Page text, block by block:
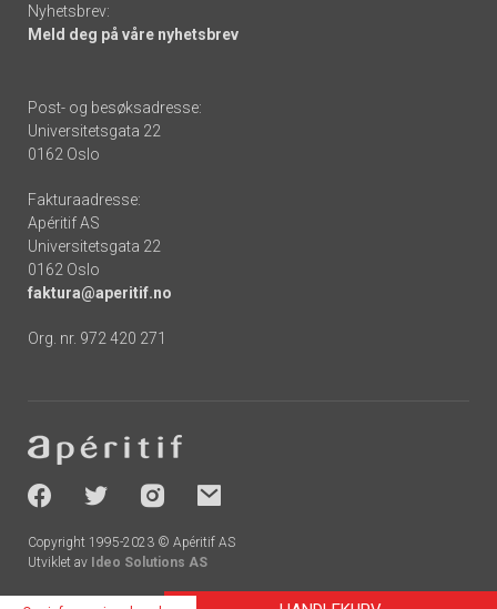
Nyhetsbrev:
Meld deg på våre nyhetsbrev
Post- og besøksadresse:
Universitetsgata 22
0162 Oslo
Fakturaadresse:
Apéritif AS
Universitetsgata 22
0162 Oslo
faktura@aperitif.no
Org. nr. 972 420 271
-
socials
Copyright 1995-2023 © Apéritif AS
Utviklet av Ideo Solutions AS